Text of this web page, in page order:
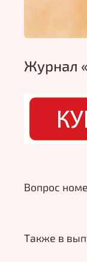
Журнал
Вопрос
Также в